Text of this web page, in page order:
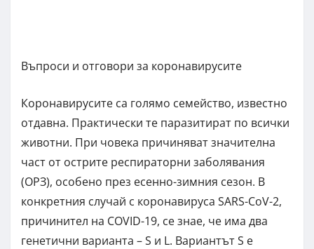
Въпроси и отговори за коронавирусите
Коронавирусите са голямо семейство, известно
отдавна. Практически те паразитират по всички
животни. При човека причиняват значителна
част от острите респираторни заболявания
(ОРЗ), особено през есенно-зимния сезон. В
конкретния случай с коронавируса SARS-CoV-2,
причинител на COVID-19, се знае, че има два
генетични варианта – S и L. Вариантът S е